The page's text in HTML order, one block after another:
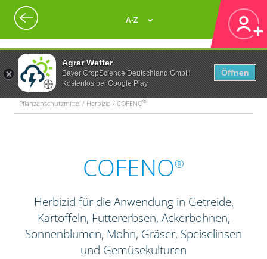
Agrar Wetter
Bayer CropScience Deutschland GmbH
Kostenlos bei Google Play
Öffnen
A-Z
Pflanzenschutzmittel / Herbizid / COFENO®
COFENO®
Herbizid für die Anwendung in Getreide,
Kartoffeln, Futtererbsen, Ackerbohnen,
Sonnenblumen, Mohn, Gräser, Speiselinsen
und Gemüsekulturen